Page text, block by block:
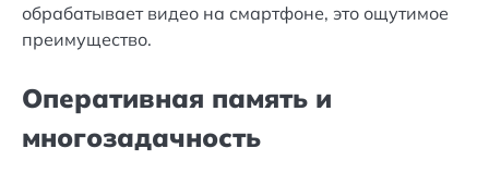
обрабатывает видео на смартфоне, это ощутимое
преимущество.
Оперативная память и
многозадачность